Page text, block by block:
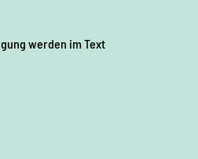
werden im Text